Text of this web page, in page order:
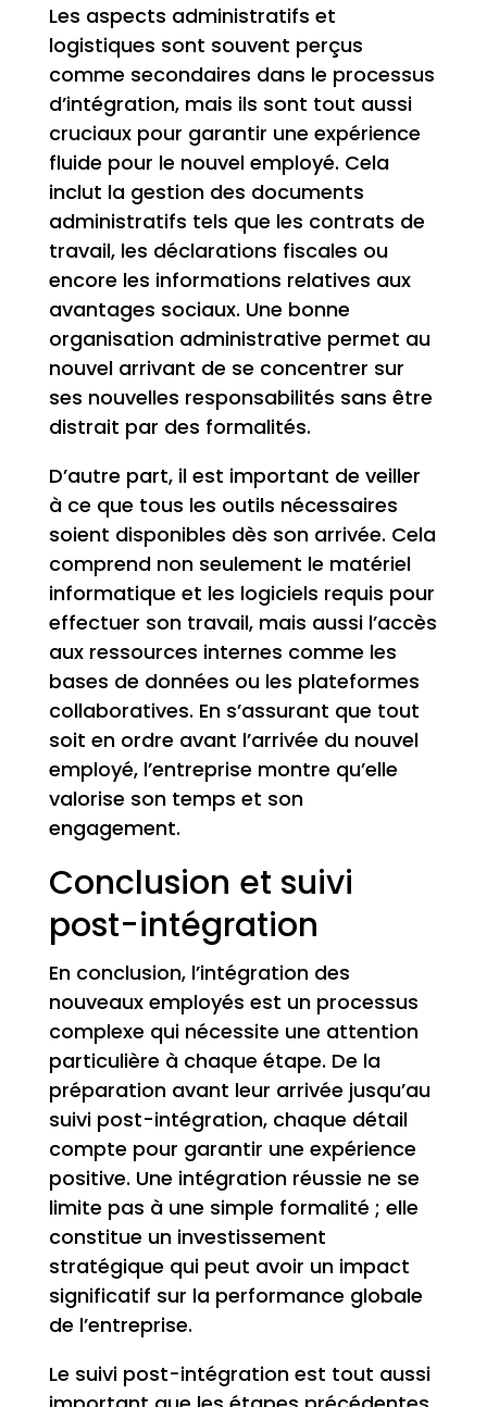
Les aspects administratifs et
logistiques sont souvent perçus
comme secondaires dans le processus
d’intégration, mais ils sont tout aussi
cruciaux pour garantir une expérience
fluide pour le nouvel employé. Cela
inclut la gestion des documents
administratifs tels que les contrats de
travail, les déclarations fiscales ou
encore les informations relatives aux
avantages sociaux. Une bonne
organisation administrative permet au
nouvel arrivant de se concentrer sur
ses nouvelles responsabilités sans être
distrait par des formalités.
D’autre part, il est important de veiller
à ce que tous les outils nécessaires
soient disponibles dès son arrivée. Cela
comprend non seulement le matériel
informatique et les logiciels requis pour
effectuer son travail, mais aussi l’accès
aux ressources internes comme les
bases de données ou les plateformes
collaboratives. En s’assurant que tout
soit en ordre avant l’arrivée du nouvel
employé, l’entreprise montre qu’elle
valorise son temps et son
engagement.
Conclusion et suivi
post-intégration
En conclusion, l’intégration des
nouveaux employés est un processus
complexe qui nécessite une attention
particulière à chaque étape. De la
préparation avant leur arrivée jusqu’au
suivi post-intégration, chaque détail
compte pour garantir une expérience
positive. Une intégration réussie ne se
limite pas à une simple formalité ; elle
constitue un investissement
stratégique qui peut avoir un impact
significatif sur la performance globale
de l’entreprise.
Le suivi post-intégration est tout aussi